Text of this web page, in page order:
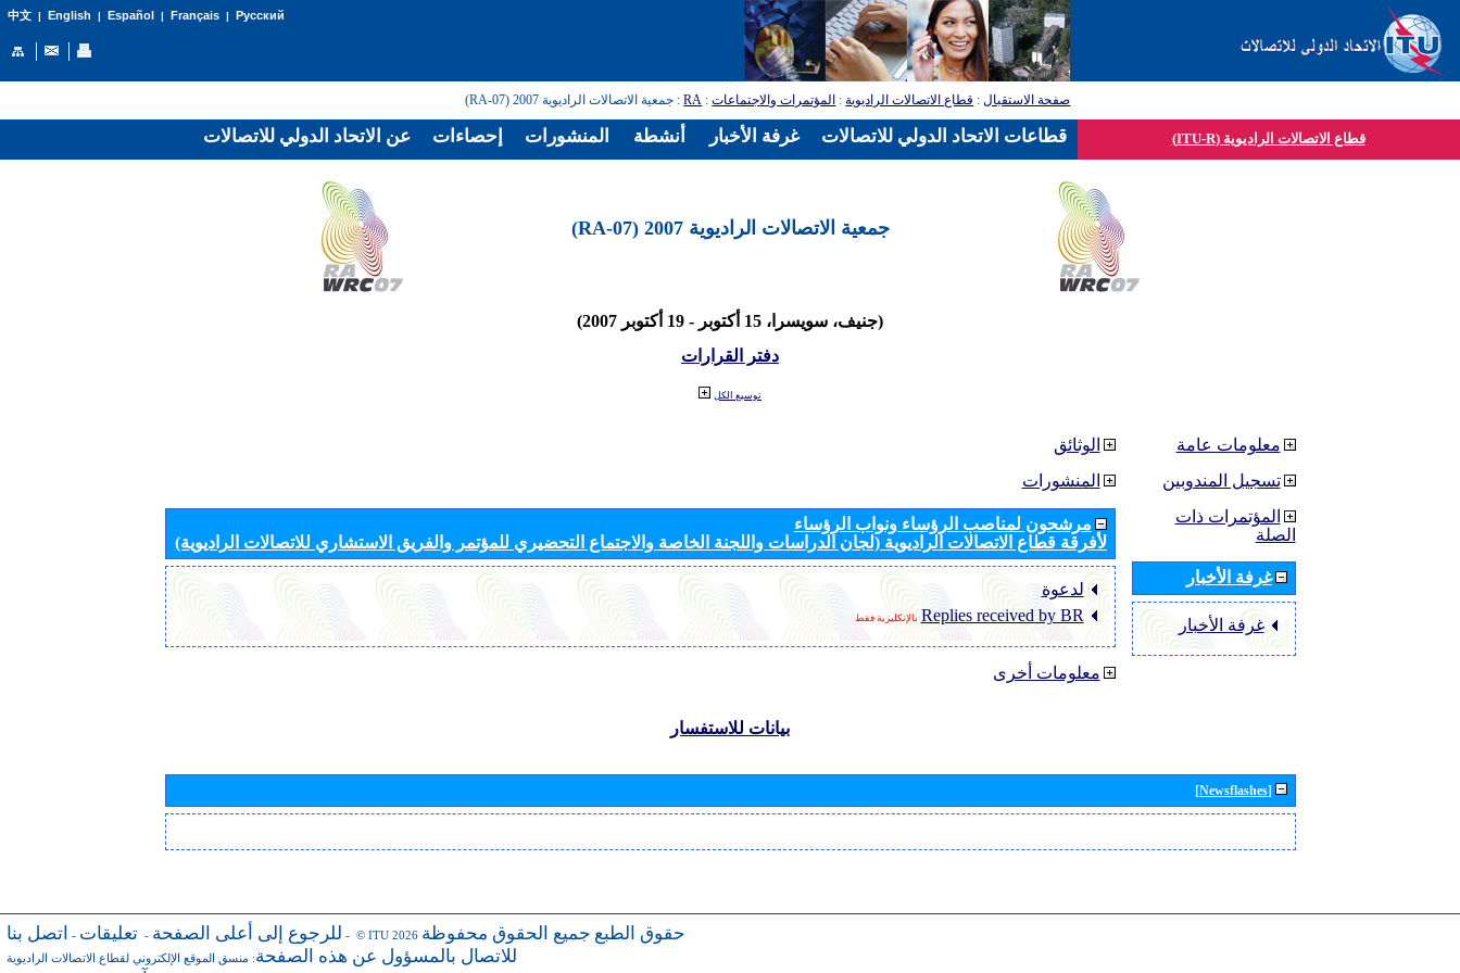
中文| English | Español | Français| Русский
صفحة الاستقبال: قطاع الاتصالات الراديوية: المؤتمرات والاجتماعات:
RA: جمعية الاتصالات الراديوية 2007 (RA-07)
قطاع الاتصالات الراديوية (ITU-R)
جمعية الاتصالات الراديوية 2007 (RA-07)
(جنيف، سويسرا، 15 أكتوبر - 19 أكتوبر 2007)
دفتر القرارات
توسيع الكل
الوثائق
المنشورات
مرشحون لمناصب الرؤساء ونواب الرؤساء
لأفرقة قطاع الاتصالات الراديوية (لجان الدراسات واللجنة الخاصة والاجتماع التحضيري للمؤتمر والفريق الاستشاري للاتصالات الراديوية)
لدعوة
Replies received by BR بالإنكليزية فقط
معلومات أخرى
معلومات عامة
تسجيل المندوبين
المؤتمرات ذات
الصلة
غرفة الأخبار
غرفة الأخبار
بيانات للاستفسار
[Newsflashes]
للرجوع إلى أعلى الصفحة - تعليقات - اتصل بنا - © ITU 2026 حقوق الطبع جميع الحقوق محفوظة
للاتصال بالمسؤول عن هذه الصفحة: منسق الموقع الإلكتروني لقطاع الاتصالات الراديوية
عن الاتحاد الدولي للاتصالات إحصاءات المنشورات أنشطة غرفة الأخبار قطاعات الاتحاد الدولي للاتصالات